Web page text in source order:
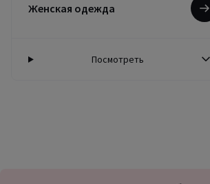
Женская одежда
Посмотреть